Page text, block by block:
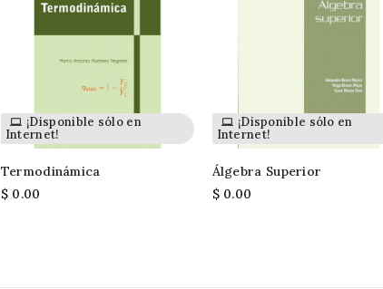
Termodinámica
$ 0.00
¡Disponible sólo en
Internet!
Álgebra Superior
$ 0.00
¡Disponible sólo en
Internet!